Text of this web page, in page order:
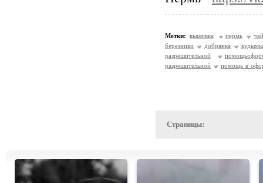
Метки: вышивка пермь
березники
добрянка
разрешительной
разрешительной
помощь в
Страницы: